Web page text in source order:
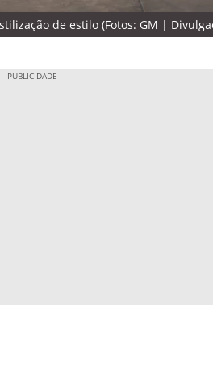
de estilo (Fotos: GM |